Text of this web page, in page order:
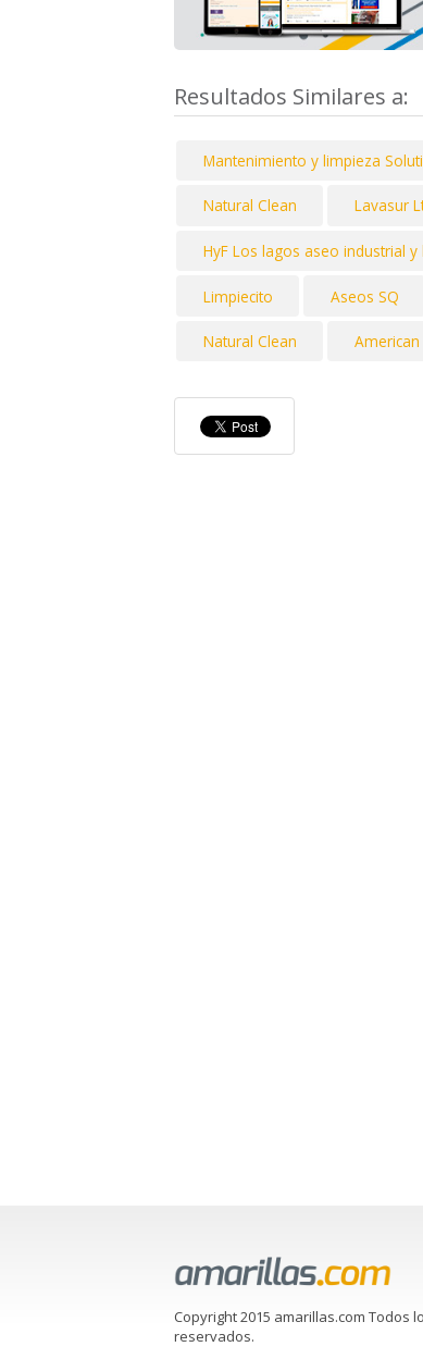
Resultados Similares a:
Mantenimiento y limpieza
Natural Clean Lavasur
HyF Los lagos aseo industrial
Limpiecito Aseos SQ
Natural Clean
Copyright 2015 amarillas.com Todos
reservados.